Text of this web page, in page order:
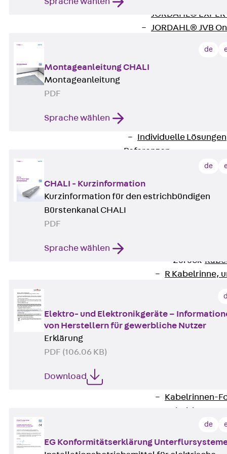
JORDAHL®
JORDAHL® JVB
Individuelle Lösungen
Referenzen
Zurück
Produkte
Zurück
R Kabelrinne,
RG
RGM
RGS
Kabelrinnen-
Kabelrinnen-
Kabelrinnen-
Gitterbahnen
Zurück
de
Montageanleitung CHALI
Montageanleitung
PDF
Sprache wählen
de
CHALI - Kurzinformation
Kurzinformation für den estrichbündigen
Bürstenkanal CHALI
PDF
Sprache wählen
Elektro- und Elektronikgeräte –
von Herstellern für gewerbliche Nutzer
Erklärung
PDF (106.06 KB)
Download
de
EG Konformitätserklärung